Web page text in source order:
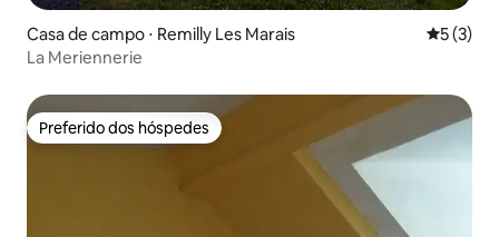
Casa de campo ⋅ Remilly Les Marais 5 de
5 (3)
La Meriennerie
Preferido dos hóspedes
Preferido dos hóspedes